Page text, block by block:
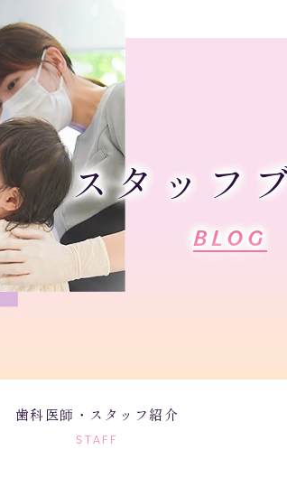
スタッフ
BLOG
歯科医師・スタッフ紹介
STAFF